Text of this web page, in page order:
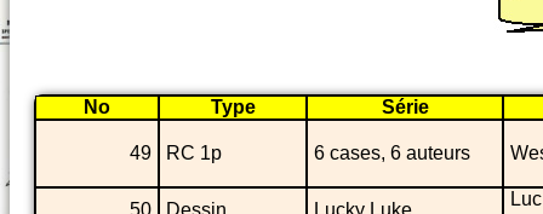
No Type Série
49 RC 1p 6 cases, 6 auteurs
50 Dessin Lucky Luke